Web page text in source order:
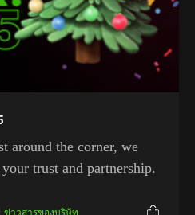
around the corner, we
trust and partnership.
ข่าวสารของบริษัท